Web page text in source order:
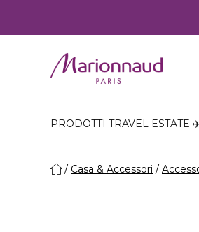
PRODOTTI TRAVEL ESTATE
Casa & Accessori